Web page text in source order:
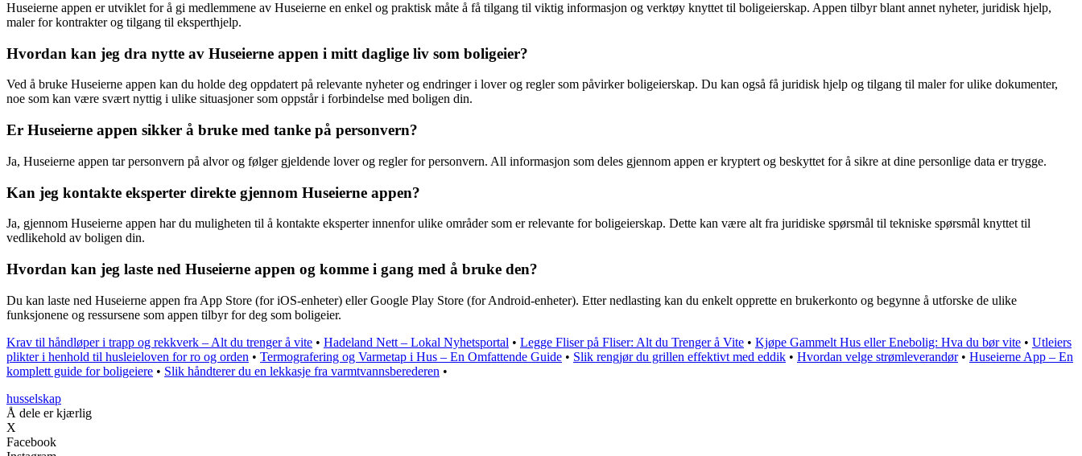
Huseierne appen er utviklet for å gi medlemmene av Huseierne en enkel og praktisk måte å få tilgang til viktig informasjon og verktøy knyttet til boligeierskap. Appen tilbyr blant annet nyheter, juridisk hjelp,
maler for kontrakter og tilgang til eksperthjelp.
Hvordan kan jeg dra nytte av Huseierne appen i mitt daglige liv som boligeier?
Ved å bruke Huseierne appen kan du holde deg oppdatert på relevante nyheter og endringer i lover og regler som påvirker boligeierskap. Du kan også få juridisk hjelp og tilgang til maler for ulike dokumenter,
noe som kan være svært nyttig i ulike situasjoner som oppstår i forbindelse med boligen din.
Er Huseierne appen sikker å bruke med tanke på personvern?
Ja, Huseierne appen tar personvern på alvor og følger gjeldende lover og regler for personvern. All informasjon som deles gjennom appen er kryptert og beskyttet for å sikre at dine personlige data er trygge.
Kan jeg kontakte eksperter direkte gjennom Huseierne appen?
Ja, gjennom Huseierne appen har du muligheten til å kontakte eksperter innenfor ulike områder som er relevante for boligeierskap. Dette kan være alt fra juridiske spørsmål til tekniske spørsmål knyttet til
vedlikehold av boligen din.
Hvordan kan jeg laste ned Huseierne appen og komme i gang med å bruke den?
Du kan laste ned Huseierne appen fra App Store (for iOS-enheter) eller Google Play Store (for Android-enheter). Etter nedlasting kan du enkelt opprette en brukerkonto og begynne å utforske de ulike
funksjonene og ressursene som appen tilbyr for deg som boligeier.
Krav til håndløper i trapp og rekkverk – Alt du trenger å vite • Hadeland Nett – Lokal Nyhetsportal • Legge Fliser på Fliser: Alt du Trenger å Vite • Kjøpe Gammelt Hus eller Enebolig: Hva du bør vite • Utleiers
plikter i henhold til husleieloven for ro og orden • Termografering og Varmetap i Hus – En Omfattende Guide • Slik rengjør du grillen effektivt med eddik • Hvordan velge strømleverandør• Huseierne App – En
komplett guide for boligeiere • Slik håndterer du en lekkasje fra varmtvannsberederen •
husselskap
Å dele er kjærlig
X
Facebook